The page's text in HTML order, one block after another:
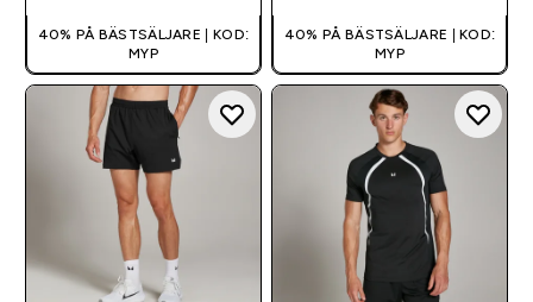
40% PÅ BÄSTSÄLJARE | KOD:
MYP
40% PÅ BÄSTSÄLJARE | KOD:
MYP